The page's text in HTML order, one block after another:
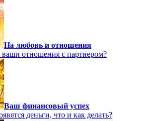
На любовь и отношения
ваши отношения с партнером?
Ваш финансовый успех
деньги, что и как делать?